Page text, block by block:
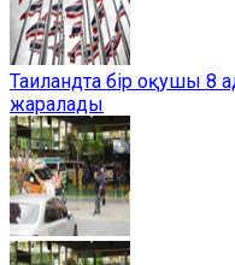
Таиландта бір оқушы 8
жаралады